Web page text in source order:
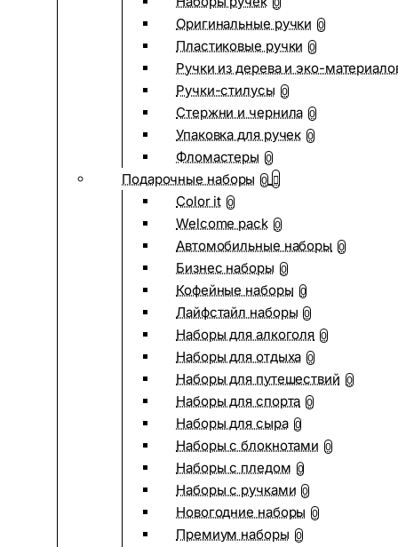
0
Оригинальные ручки 0
Пластиковые ручки 0
Ручки из дерева и эко-
Ручки-стилусы 0
Стержни и чернила 0
Упаковка для ручек 0
Фломастеры 0
Подарочные наборы 0
Color it 0
Welcome pack 0
Автомобильные наборы 0
Бизнес наборы 0
Кофейные наборы 0
Лайфстайл наборы 0
Наборы для алкоголя 0
Наборы для отдыха 0
Наборы для путешествий 0
Наборы для спорта 0
Наборы для сыра 0
Наборы с блокнотами 0
Наборы с пледом 0
Наборы с ручками 0
Новогодние наборы 0
Премиум наборы 0